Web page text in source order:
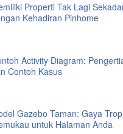
Properti Tak Lagi
Kehadiran Pinhome
Activity Diagram:
Contoh Kasus
Gazebo Taman: Gaya
untuk Halaman Anda